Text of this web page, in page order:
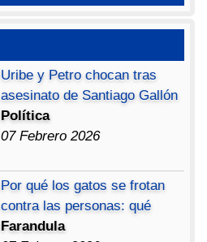
Uribe y Petro chocan tras
asesinato de Santiago Gallón
Política
07 Febrero 2026
Por qué los gatos se frotan
contra las personas: qué
Farandula